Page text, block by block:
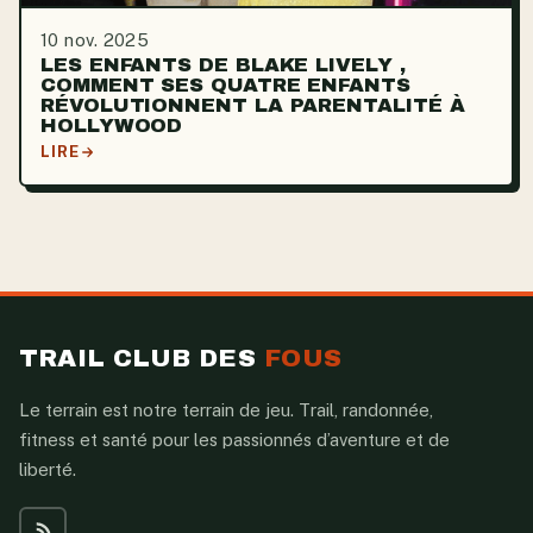
10 nov. 2025
LES ENFANTS DE BLAKE LIVELY ,
COMMENT SES QUATRE ENFANTS
RÉVOLUTIONNENT LA PARENTALITÉ À
HOLLYWOOD
LIRE
TRAIL CLUB DES FOUS
Le terrain est notre terrain de jeu. Trail, randonnée,
fitness et santé pour les passionnés d’aventure et de
liberté.